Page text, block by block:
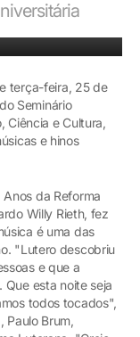
terça-feira, 25 de
Seminário
Ciência e Cultura,
e hinos
da Reforma
Willy Rieth, fez
é uma das
"Lutero descobriu
e que a
esta noite seja
todos tocados",
Paulo Brum,